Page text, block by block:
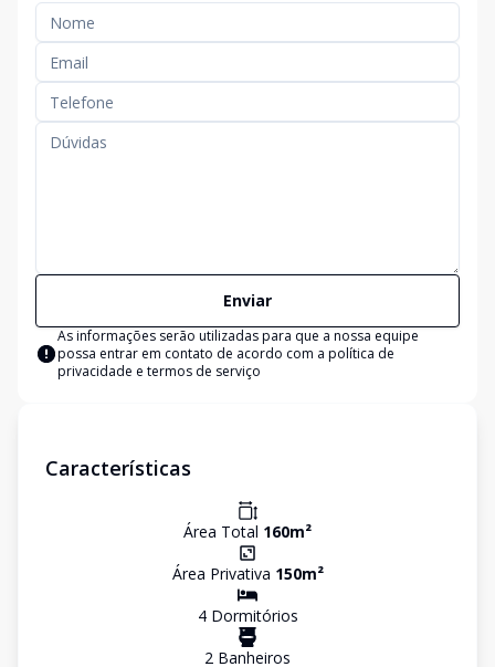
Enviar
As informações serão utilizadas para que a nossa equipe
possa entrar em contato de acordo com a política de
privacidade e termos de serviço
Características
Área Total 160m²
Área Privativa 150m²
4Dormitórios
2 Banheiros